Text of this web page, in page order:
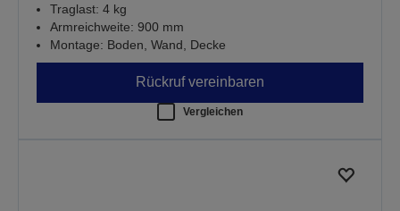
Traglast: 4 kg
Armreichweite: 900 mm
Montage: Boden, Wand, Decke
Rückruf vereinbaren
Vergleichen